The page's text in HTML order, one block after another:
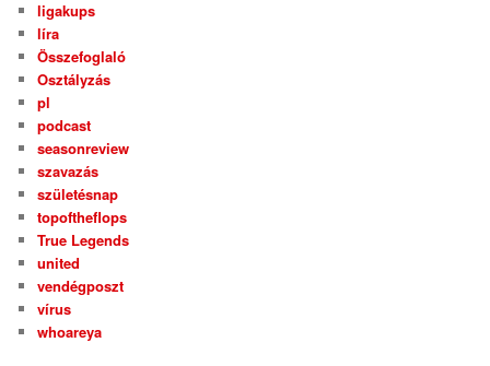
ligakups
líra
Összefoglaló
Osztályzás
pl
podcast
seasonreview
szavazás
születésnap
topoftheflops
True Legends
united
vendégposzt
vírus
whoareya